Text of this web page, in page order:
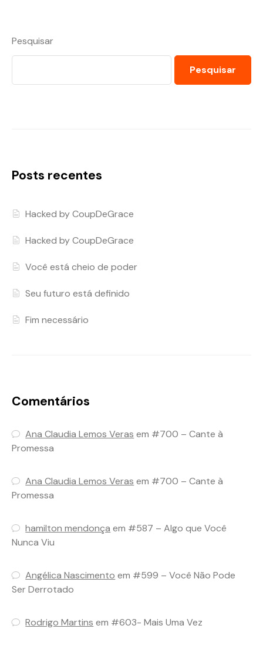
Pesquisar
Pesquisar
Posts recentes
Hacked by CoupDeGrace
Hacked by CoupDeGrace
Você está cheio de poder
Seu futuro está definido
Fim necessário
Comentários
Ana Claudia Lemos Veras em #700 – Cante à
Promessa
Ana Claudia Lemos Veras em #700 – Cante à
Promessa
hamilton mendonça em #587 – Algo que Você
Nunca Viu
Angélica Nascimento em #599 – Você Não Pode
Ser Derrotado
Rodrigo Martins em #603- Mais Uma Vez